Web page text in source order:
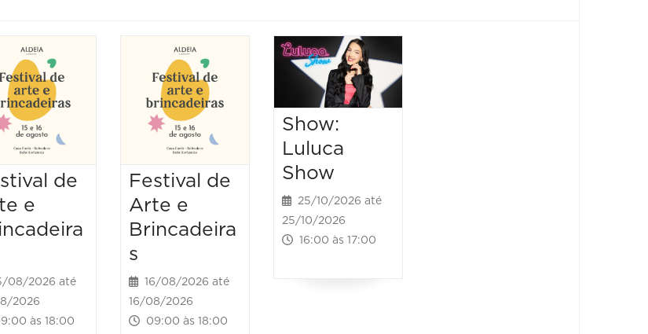
de
e
08/2026 até
2026
às 18:00
Festival de
Arte e
Brincadeira
s
16/08/2026 até
16/08/2026
09:00 às 18:00
Show:
Luluca
Show
25/10/2026 até
25/10/2026
16:00 às 17:00